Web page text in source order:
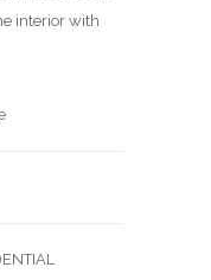
interior with